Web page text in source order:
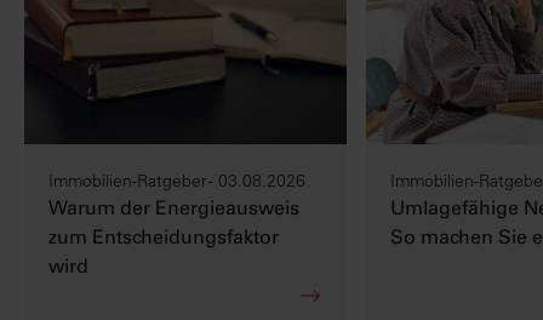
Immobilien-Ratgeber - 03.08.2026
Warum der Energieausweis
zum Entscheidungsfaktor
wird
Immobilien-
Umlagefähige
So machen Sie